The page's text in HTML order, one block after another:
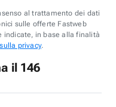
al trattamento dei dati
sulle offerte Fastweb
indicate, in base alla finalità
privacy.
il 146